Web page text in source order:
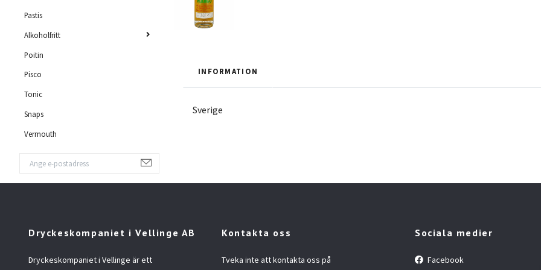
Pastis
Alkoholfritt
Poitin
Pisco
Tonic
Snaps
Vermouth
INFORMATION
Sverige
Dryckeskompaniet i Vellinge AB
Dryckeskompaniet i Vellinge är ett
Kontakta oss
Tveka inte att kontakta oss på
Sociala medier
Facebook